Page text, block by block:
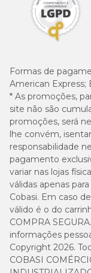
Formas de
American Express;
* As promoções,
site não são
promoções, será
lhe convém,
responsabilidade
pagamento
variar nas lojas
válidas apenas
Cobasi. Em caso
válido é o do
COMPRA
informações
Copyright 2026.
COBASI